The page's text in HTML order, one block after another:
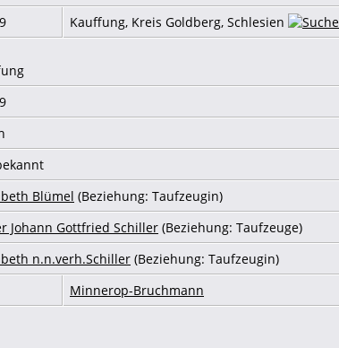
Kauffung, Kreis Goldberg, Schlesien
Blümel (Beziehung: Taufzeugin)
Johann Gottfried Schiller (Beziehung: Taufzeuge)
n.n.verh.Schiller (Beziehung: Taufzeugin)
Minnerop-Bruchmann